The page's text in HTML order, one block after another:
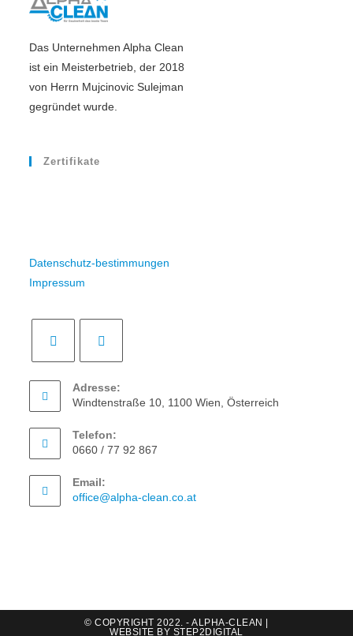
Das Unternehmen Alpha Clean
ist ein Meisterbetrieb, der 2018
von Herrn Mujcinovic Sulejman
gegründet wurde.
Zertifikate
Datenschutz-bestimmungen
Impressum
Adresse:
Windtenstraße 10, 1100 Wien, Österreich
Telefon:
0660 / 77 92 867
Email:
office@alpha-clean.co.at
© COPYRIGHT 2022. - ALPHA-CLEAN |
WEBSITE BY STEP2DIGITAL